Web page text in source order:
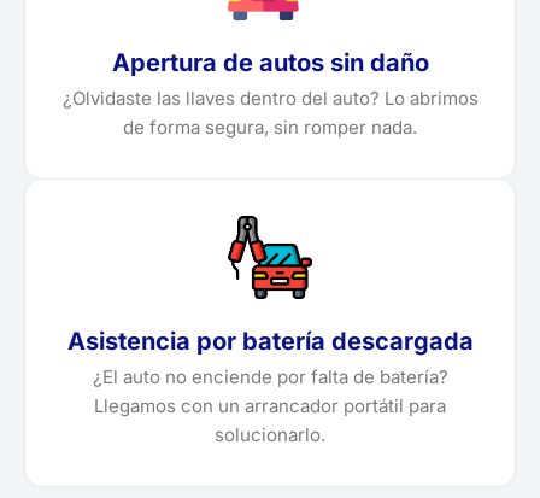
Apertura de autos sin daño
¿Olvidaste las llaves dentro del auto? Lo abrimos
de forma segura, sin romper nada.
Asistencia por batería descargada
¿El auto no enciende por falta de batería?
Llegamos con un arrancador portátil para
solucionarlo.